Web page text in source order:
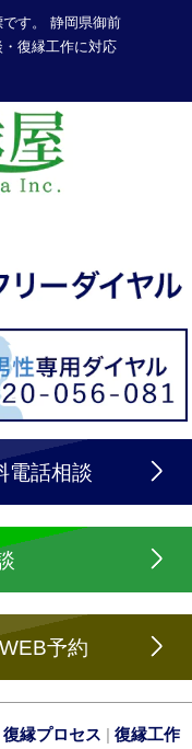
す。 静岡県御前
復縁工作に対応
電話相談
予約
復縁プロセス | 復縁工作